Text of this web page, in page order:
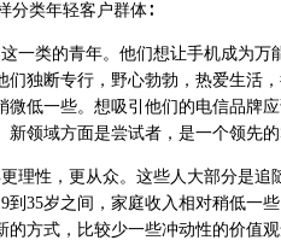
类年轻客户群体∶
一类的青年。他们想让手机成为万
们独断专行，野心勃勃，热爱生活
微低一些。想吸引他们的电信品牌
新领域方面是尝试者，是一个领先
理性，更从众。这些人大部分是追
到35岁之间，家庭收入相对稍低一
的方式，比较少一些冲动性的价值